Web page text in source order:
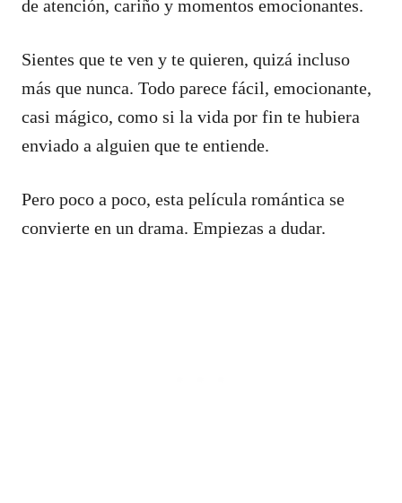
de atención, cariño y momentos emocionantes.
Sientes que te ven y te quieren, quizá incluso
más que nunca. Todo parece fácil, emocionante,
casi mágico, como si la vida por fin te hubiera
enviado a alguien que te entiende.
Pero poco a poco, esta película romántica se
convierte en un drama. Empiezas a dudar.